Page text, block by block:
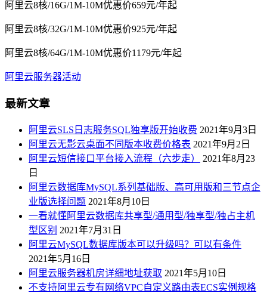
阿里云8核/16G/1M-10M优惠价659元/年起
阿里云8核/32G/1M-10M优惠价925元/年起
阿里云8核/64G/1M-10M优惠价1179元/年起
阿里云服务器活动
最新文章
阿里云SLS日志服务SQL独享版开始收费 2021年9月3日
阿里云无影云桌面不同版本收费价格表 2021年9月2日
阿里云短信接口平台接入流程（六步走）
2021年8月23
日
阿里云数据库MySQL系列基础版、高可用版和三节点企
业版选择问题 2021年8月10日
一看就懂阿里云数据库共享型/通用型/独享型/独占主机
型区别 2021年7月31日
阿里云MySQL数据库版本可以升级吗？可以有条件
2021年5月16日
阿里云服务器机房详细地址获取 2021年5月10日
不支持阿里云专有网络VPC自定义路由表ECS实例规格